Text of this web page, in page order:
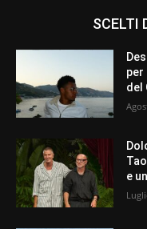
SCELTI
per
del
e